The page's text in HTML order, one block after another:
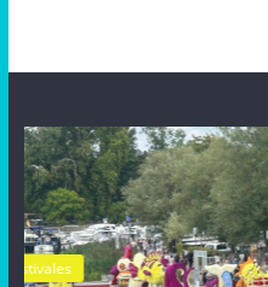
Activités estivales